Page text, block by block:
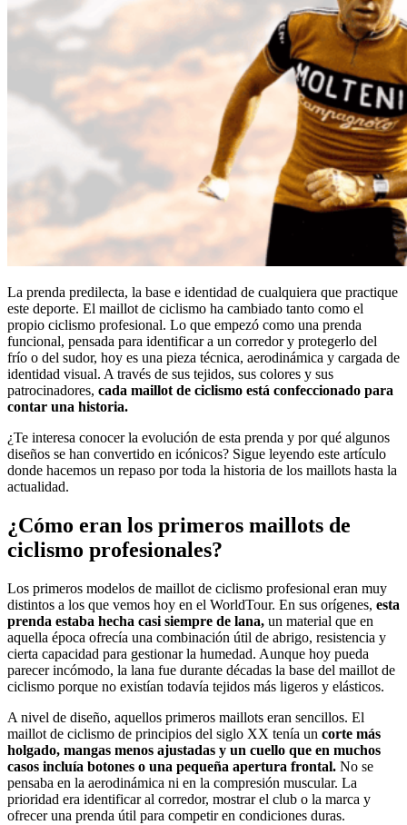
La prenda predilecta, la base e identidad de cualquiera que practique
este deporte. El maillot de ciclismo ha cambiado tanto como el
propio ciclismo profesional. Lo que empezó como una prenda
funcional, pensada para identificar a un corredor y protegerlo del
frío o del sudor, hoy es una pieza técnica, aerodinámica y cargada de
identidad visual. A través de sus tejidos, sus colores y sus
patrocinadores, cada maillot de ciclismo está confeccionado para
contar una historia.
¿Te interesa conocer la evolución de esta prenda y por qué algunos
diseños se han convertido en icónicos? Sigue leyendo este artículo
donde hacemos un repaso por toda la historia de los maillots hasta la
actualidad.
¿Cómo eran los primeros maillots de
ciclismo profesionales?
Los primeros modelos de maillot de ciclismo profesional eran muy
distintos a los que vemos hoy en el WorldTour. En sus orígenes, esta
prenda estaba hecha casi siempre de lana, un material que en
aquella época ofrecía una combinación útil de abrigo, resistencia y
cierta capacidad para gestionar la humedad. Aunque hoy pueda
parecer incómodo, la lana fue durante décadas la base del maillot de
ciclismo porque no existían todavía tejidos más ligeros y elásticos.
A nivel de diseño, aquellos primeros maillots eran sencillos. El
maillot de ciclismo de principios del siglo XX tenía un corte más
holgado, mangas menos ajustadas y un cuello que en muchos
casos incluía botones o una pequeña apertura frontal. No se
pensaba en la aerodinámica ni en la compresión muscular. La
prioridad era identificar al corredor, mostrar el club o la marca y
ofrecer una prenda útil para competir en condiciones duras.